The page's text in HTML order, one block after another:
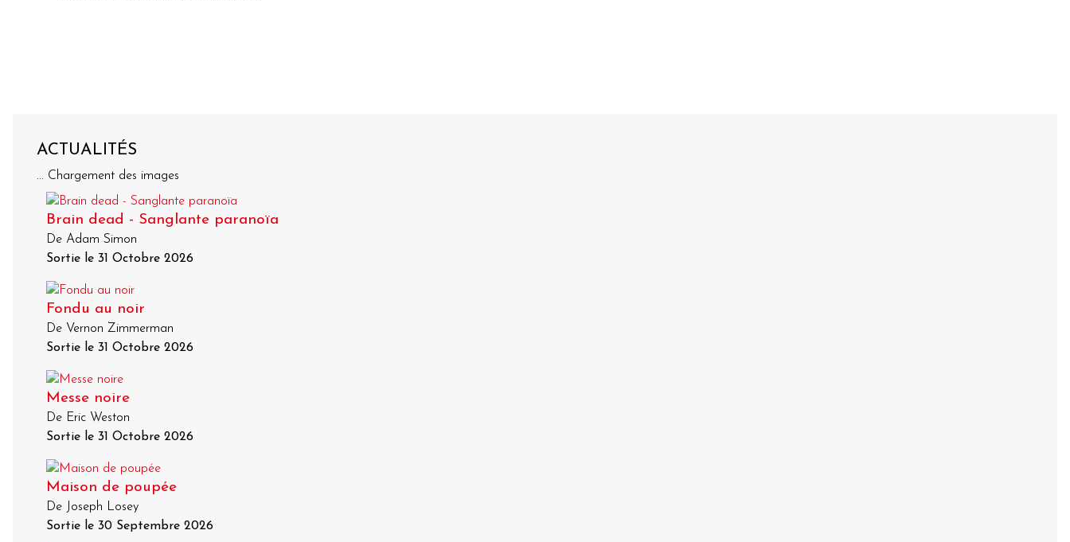
ACTUALITÉS
... Chargement des images
Brain dead - Sanglante paranoïa
De Adam Simon
Sortie le 31 Octobre 2026
Fondu au noir
De Vernon Zimmerman
Sortie le 31 Octobre 2026
Messe noire
De Eric Weston
Sortie le 31 Octobre 2026
Maison de poupée
De Joseph Losey
Sortie le 30 Septembre 2026